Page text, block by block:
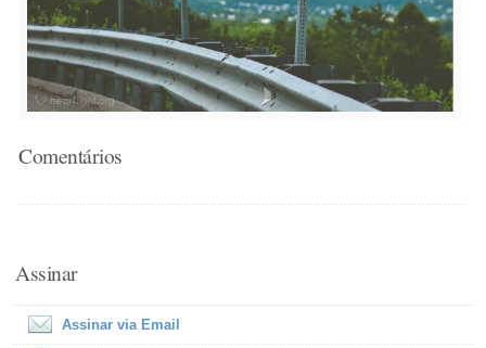
Comentários
Assinar
Assinar via Email